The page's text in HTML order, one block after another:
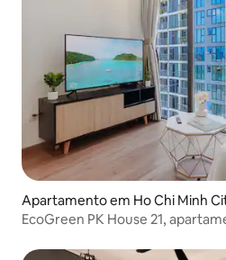
Apartamento em Ho Chi Minh
EcoGreen PK House 21,